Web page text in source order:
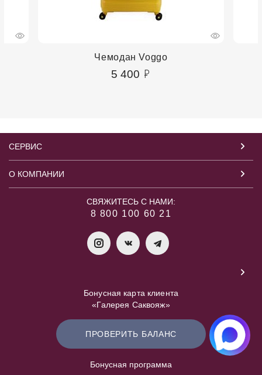
Чемодан Voggo
5 400
СЕРВИС
О КОМПАНИИ
СВЯЖИТЕСЬ С НАМИ:
8 800 100 60 21
Бонусная карта клиента
«Галерея Саквояж»
ПРОВЕРИТЬ БАЛАНС
Бонусная программа